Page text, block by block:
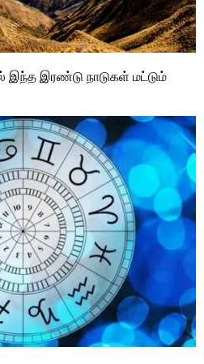
இந்த இரண்டு நாடுகள் மட்டும்